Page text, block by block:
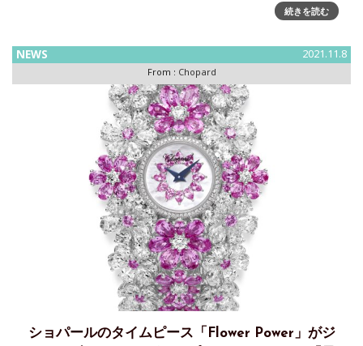
ルは、初の自動巻きフライングトゥールビヨンムーブメン
続きを読む
NEWS 2021.11.8
From : Chopard
ショパールのタイムピース「Flower Power」がジ